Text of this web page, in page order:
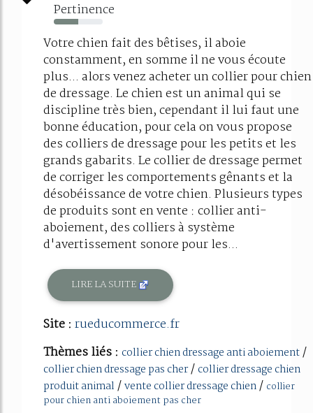
Pertinence
50%
Votre chien fait des bêtises, il aboie
constamment, en somme il ne vous écoute
plus... alors venez acheter un collier pour chien
de dressage. Le chien est un animal qui se
discipline très bien, cependant il lui faut une
bonne éducation, pour cela on vous propose
des colliers de dressage pour les petits et les
grands gabarits. Le collier de dressage permet
de corriger les comportements gênants et la
désobéissance de votre chien. Plusieurs types
de produits sont en vente : collier anti-
aboiement, des colliers à système
d'avertissement sonore pour les...
LIRE LA SUITE
Site : rueducommerce.fr
Thèmes liés : collier chien dressage anti aboiement/
collier chien dressage pas cher/ collier dressage chien
produit animal /vente collier dressage chien/ collier
pour chien anti aboiement pas cher